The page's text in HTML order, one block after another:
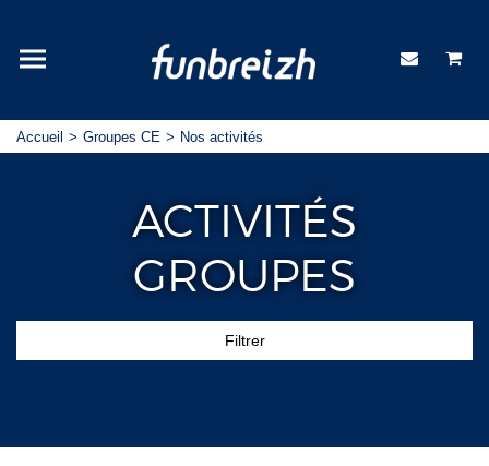
Accueil Groupes CE Nos activités
ACTIVITÉS
GROUPES
Filtrer